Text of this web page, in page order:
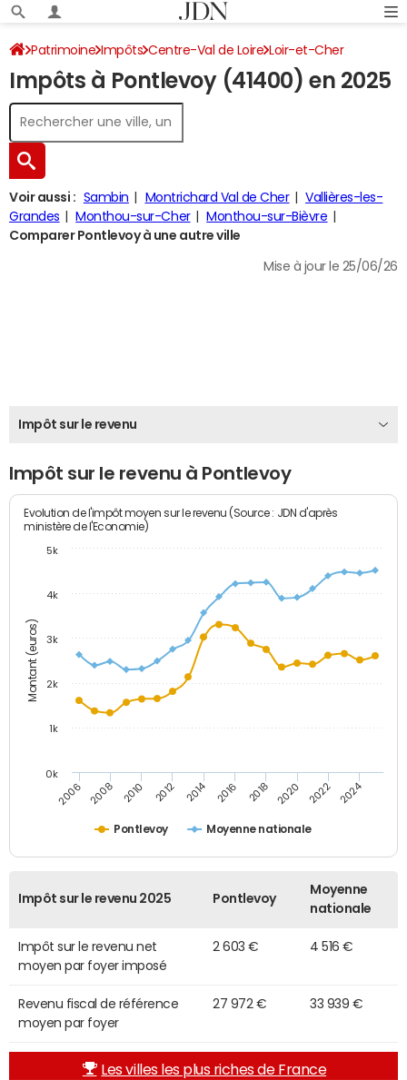
Patrimoine Impôts Centre-Val de Loire Loir-et-Cher
Pontlevoy Impôt sur le revenu
Impôts à Pontlevoy (41400) en 2025
Voir aussi : Sambin Montrichard Val de Cher
Vallières-les-
Grandes
Monthou-sur-Cher
Monthou-sur-Bièvre
Comparer Pontlevoy à une autre ville
Mise à jour le 25/06/26
Impôt sur le revenu
Impôt sur le revenu à Pontlevoy
Montant (euros)
Evolution de l'impôt moyen sur le revenu (Source : JDN d'après
ministère de l'Economie)
Pontlevoy Moyenne nationale
2006 2008 2010 2012 2014 2016 2018 2020 2022 2024
0k
1k
2k
3k
4k
5k
Impôt sur le revenu 2025 Pontlevoy
Moyenne
nationale
Impôt sur le revenu net
moyen par foyer imposé
2 603 € 4 516 €
Revenu fiscal de référence
moyen par foyer
27 972 € 33 939 €
Les villes les plus riches de France